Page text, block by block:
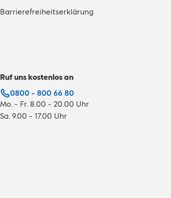
Barrierefreiheitserklärung
Ruf uns kostenlos an
0800 - 800 66 80
Mo. - Fr. 8.00 - 20.00 Uhr
Sa. 9.00 - 17.00 Uhr